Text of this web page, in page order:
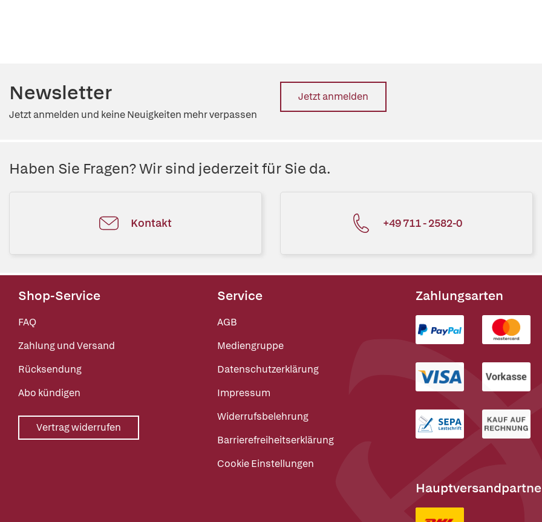
Newsletter
Jetzt anmelden und keine Neuigkeiten mehr verpassen
Jetzt anmelden
Haben Sie Fragen? Wir sind jederzeit für Sie da.
Kontakt +49 711 - 2582-0
Shop-Service
FAQ
Zahlung und Versand
Rücksendung
Abo kündigen
Vertrag widerrufen
Service
AGB
Mediengruppe
Datenschutzerklärung
Impressum
Widerrufsbelehrung
Barrierefreiheitserklärung
Cookie Einstellungen
Zahlungsarten